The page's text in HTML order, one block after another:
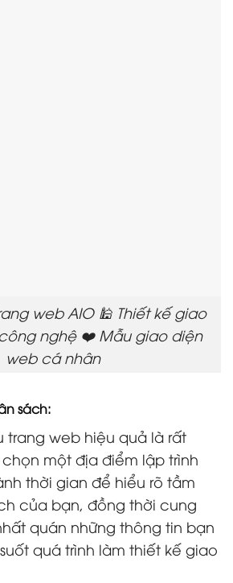
web AIO 🕌 Thiết kế giao
nghệ ❤️ Mẫu giao diện
web cá nhân
sách:
trang web hiệu quả là rất
một địa điểm lập trình
thời gian để hiểu rõ tầm
của bạn, đồng thời cung
quán những thông tin bạn
quá trình làm thiết kế giao